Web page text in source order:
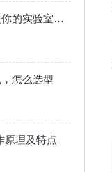
颗粒均匀度不够？可能是你的实验室摇摆制粒机没“摇”对！
怎么选型
原理及特点